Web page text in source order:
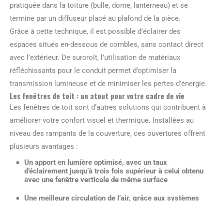
pratiquée dans la toiture (bulle, dome, lanterneau) et se
termine par un diffuseur placé au plafond de la pièce.
Grâce à cette technique, il est possible d’éclairer des
espaces situés en-dessous de combles, sans contact direct
avec l’extérieur. De surcroît, l’utilisation de matériaux
réfléchissants pour le conduit permet d’optimiser la
transmission lumineuse et de minimiser les pertes d’énergie.
Les fenêtres de toit : un atout pour votre cadre de vie
Les fenêtres de toit sont d’autres solutions qui contribuent à
améliorer votre confort visuel et thermique. Installées au
niveau des rampants de la couverture, ces ouvertures offrent
plusieurs avantages :
Un apport en lumière optimisé, avec un taux
d’éclairement jusqu’à trois fois supérieur à celui obtenu
avec une fenêtre verticale de même surface
Une meilleure circulation de l’air, grâce aux systèmes